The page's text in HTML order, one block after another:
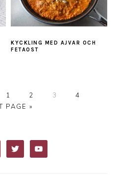
KYCKLING MED AJVAR OCH
FETAOST
PAGE
1 PAGE
2 PAGE
3 PAGE
4
PAGE »